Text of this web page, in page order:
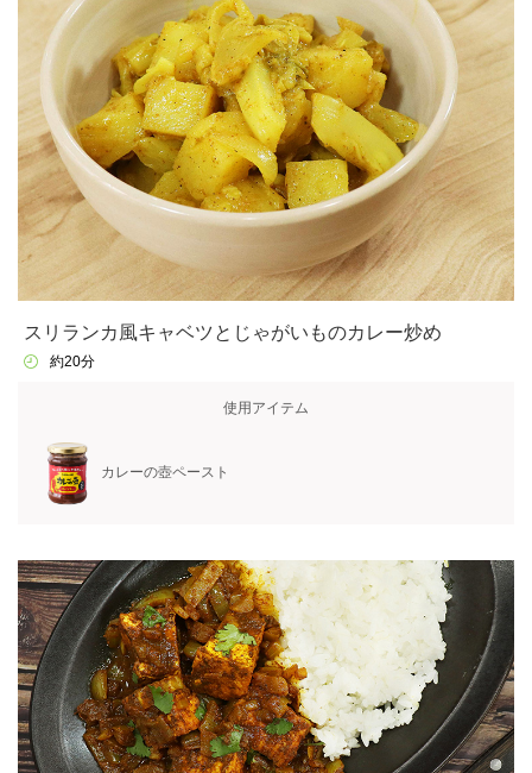
スリランカ風キャベツとじゃがいものカレー炒め
約20分
使用アイテム
カレーの壺ペースト